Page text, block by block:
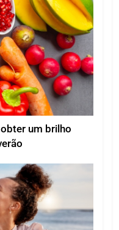
um brilho